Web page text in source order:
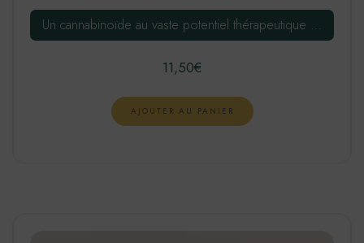
Un cannabinoïde au vaste potentiel thérapeutique …
11,50€
AJOUTER AU PANIER